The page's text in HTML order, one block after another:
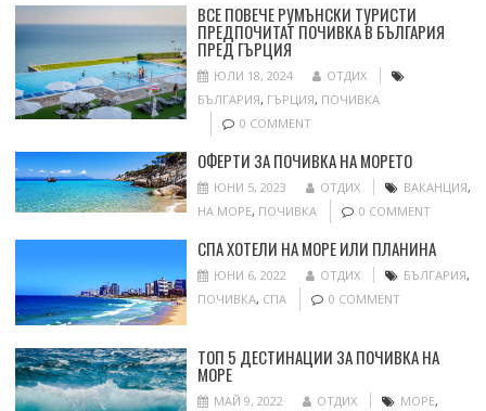
ВСЕ ПОВЕЧЕ РУМЪНСКИ ТУРИСТИ
ПРЕДПОЧИТАТ ПОЧИВКА В БЪЛГАРИЯ
ПРЕД ГЪРЦИЯ
ЮЛИ 18, 2024
ОТДИХ
БЪЛГАРИЯ, ГЪРЦИЯ, ПОЧИВКА
0 COMMENT
ОФЕРТИ ЗА ПОЧИВКА НА МОРЕТО
ЮНИ 5, 2023 ОТДИХ ВАКАНЦИЯ,
НА МОРЕ, ПОЧИВКА 0 COMMENT
СПА ХОТЕЛИ НА МОРЕ ИЛИ ПЛАНИНА
ЮНИ 6, 2022 ОТДИХ БЪЛГАРИЯ,
ПОЧИВКА, СПА 0 COMMENT
ТОП 5 ДЕСТИНАЦИИ ЗА ПОЧИВКА НА
МОРЕ
МАЙ 9, 2022 ОТДИХ МОРЕ,